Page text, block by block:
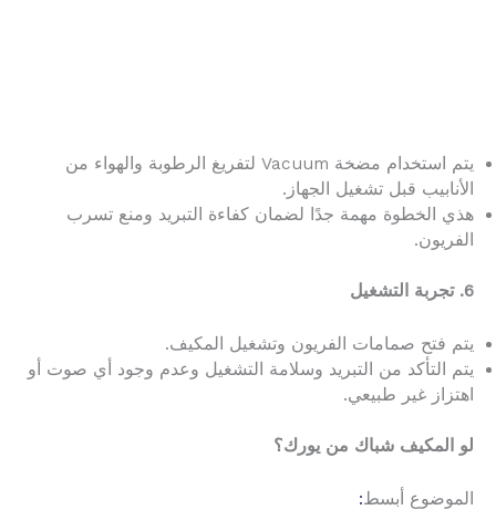
يتم استخدام مضخة Vacuum لتفريغ الرطوبة والهواء من
الأنابيب قبل تشغيل الجهاز.
هذي الخطوة مهمة جدًا لضمان كفاءة التبريد ومنع تسرب
الفريون.
6. تجربة التشغيل
يتم فتح صمامات الفريون وتشغيل المكيف.
يتم التأكد من التبريد وسلامة التشغيل وعدم وجود أي صوت أو
اهتزاز غير طبيعي.
لو المكيف شباك من يورك؟
الموضوع أبسط: